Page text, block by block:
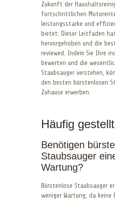
Zukunft der
fortschrittlichen
leistungsstarke und
bietet. Dieser Leitfaden
hervorgehoben und die
reviewed. Indem Sie Ihre
bewerten und die
Staubsauger verstehen,
den besten bürstenlosen
Zuhause erwerben.
Häufig
Benötigen
Staubsauger
Wartung?
Bürstenlose Staubsauger
weniger Wartung, da keine